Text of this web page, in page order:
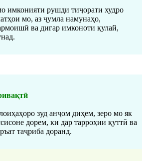
имконияти рушди тиҷорати худро
мо, аз ҷумла намунаҳо,
ва дигар имконоти қулай,
зуд анҷом диҳем, зеро мо як
дорем, ки дар тарроҳии қуттӣ ва
таҷриба доранд.